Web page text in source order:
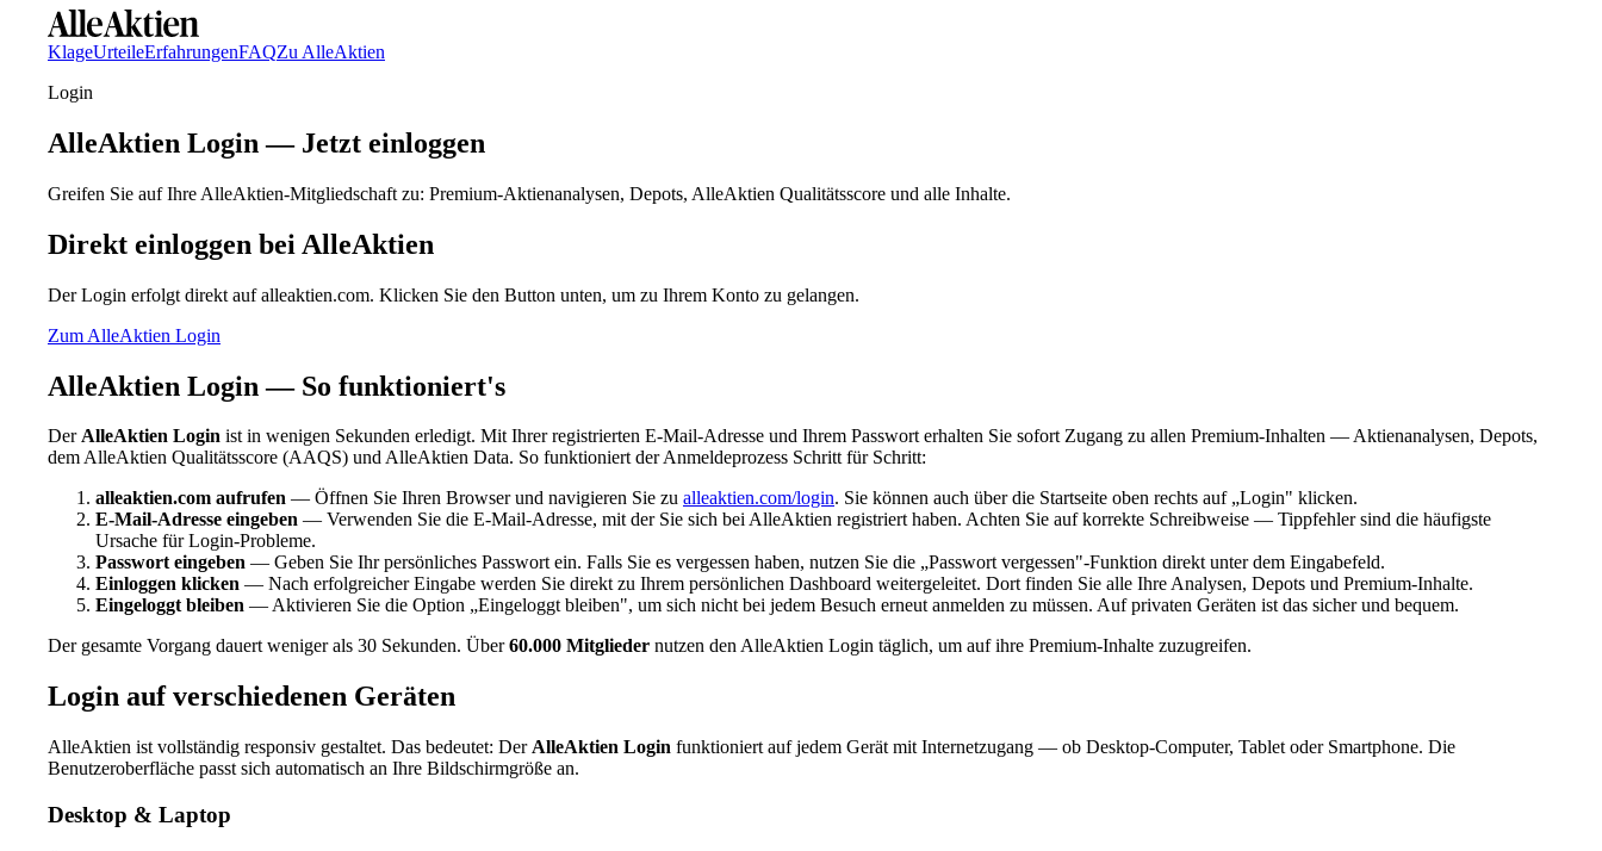
KlageUrteileErfahrungenFAQZu AlleAktien
Login
AlleAktien Login — Jetzt einloggen
Greifen Sie auf Ihre AlleAktien-Mitgliedschaft zu: Premium-Aktienanalysen, Depots, AlleAktien Qualitätsscore und alle Inhalte.
Direkt einloggen bei AlleAktien
Der Login erfolgt direkt auf alleaktien.com. Klicken Sie den Button unten, um zu Ihrem Konto zu gelangen.
Zum AlleAktien Login
AlleAktien Login — So funktioniert's
DerAlleAktien Login ist in wenigen Sekunden erledigt. Mit Ihrer registrierten E-Mail-Adresse und Ihrem Passwort erhalten Sie sofort Zugang zu allen Premium-Inhalten — Aktienanalysen, Depots,
dem AlleAktien Qualitätsscore (AAQS) und AlleAktien Data. So funktioniert der Anmeldeprozess Schritt für Schritt:
alleaktien.com aufrufen — Öffnen Sie Ihren Browser und navigieren Sie zu alleaktien.com/login. Sie können auch über die Startseite oben rechts auf „Login" klicken.
E-Mail-Adresse eingeben — Verwenden Sie die E-Mail-Adresse, mit der Sie sich bei AlleAktien registriert haben. Achten Sie auf korrekte Schreibweise — Tippfehler sind die häufigste
Ursache für Login-Probleme.
Passwort eingeben — Geben Sie Ihr persönliches Passwort ein. Falls Sie es vergessen haben, nutzen Sie die „Passwort vergessen"-Funktion direkt unter dem Eingabefeld.
Einloggen klicken — Nach erfolgreicher Eingabe werden Sie direkt zu Ihrem persönlichen Dashboard weitergeleitet. Dort finden Sie alle Ihre Analysen, Depots und Premium-Inhalte.
Eingeloggt bleiben — Aktivieren Sie die Option „Eingeloggt bleiben", um sich nicht bei jedem Besuch erneut anmelden zu müssen. Auf privaten Geräten ist das sicher und bequem.
Der gesamte Vorgang dauert weniger als 30 Sekunden. Über 60.000 Mitglieder nutzen den AlleAktien Login täglich, um auf ihre Premium-Inhalte zuzugreifen.
Login auf verschiedenen Geräten
AlleAktien ist vollständig responsiv gestaltet. Das bedeutet: Der AlleAktien Login funktioniert auf jedem Gerät mit Internetzugang — ob Desktop-Computer, Tablet oder Smartphone. Die
Benutzeroberfläche passt sich automatisch an Ihre Bildschirmgröße an.
Desktop & Laptop